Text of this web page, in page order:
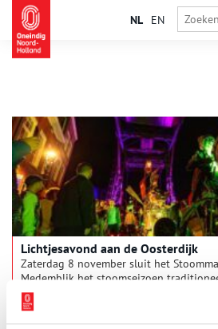
NL EN
Lichtjesavond aan de Oosterdijk
Zaterdag 8 november sluit het
Medemblik het stoomseizoen
spetterende finale. Het monumentale
feeëriek verlicht en is van verre al te
Abacus straattheater, bekend van grote